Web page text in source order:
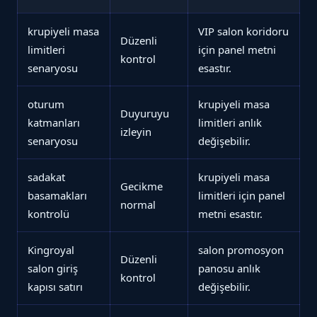
krupiyeli masa
limitleri
senaryosu
Düzenli
kontrol
VIP salon koridoru
için panel metni
esastır.
oturum
katmanları
senaryosu
Duyuruyu
izleyin
krupiyeli masa
limitleri anlık
değişebilir.
sadakat
basamakları
kontrolü
Gecikme
normal
krupiyeli masa
limitleri için panel
metni esastır.
Kingroyal
salon giriş
kapısı satırı
Düzenli
kontrol
salon promosyon
panosu anlık
değişebilir.